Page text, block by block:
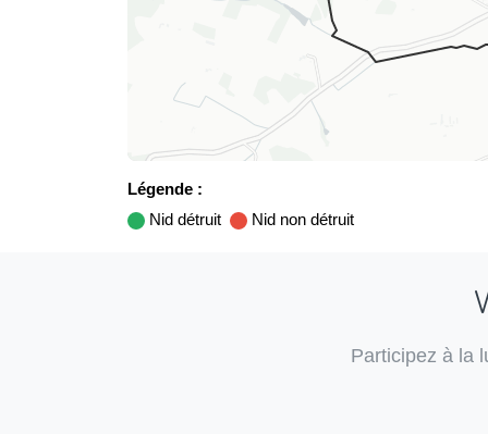
Légende :
Nid détruit
Nid non détruit
Participez à la